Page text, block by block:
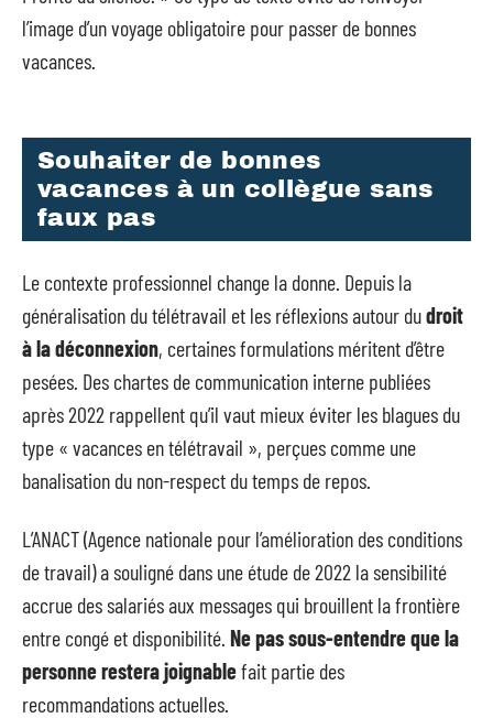
l’image d’un voyage obligatoire pour passer de bonnes
vacances.
Souhaiter de bonnes
vacances à un collègue sans
faux pas
Le contexte professionnel change la donne. Depuis la
généralisation du télétravail et les réflexions autour dudroit
à la déconnexion, certaines formulations méritent d’être
pesées. Des chartes de communication interne publiées
après 2022 rappellent qu’il vaut mieux éviter les blagues du
type « vacances en télétravail », perçues comme une
banalisation du non-respect du temps de repos.
L’ANACT (Agence nationale pour l’amélioration des conditions
de travail) a souligné dans une étude de 2022 la sensibilité
accrue des salariés aux messages qui brouillent la frontière
entre congé et disponibilité. Ne pas sous-entendre que la
personne restera joignablefait partie des
recommandations actuelles.